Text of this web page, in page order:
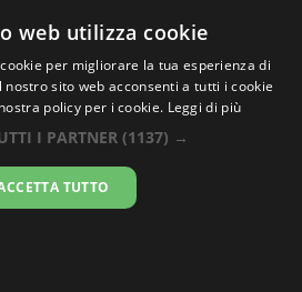
.co
Santa Fe
web utilizza cookie
per migliorare la tua esperienza di
sito web acconsenti a tutti i cookie
policy per i cookie. Leggi di più
I PARTNER (1137) →
TUTTO